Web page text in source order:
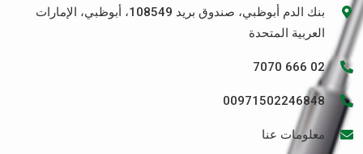
بنك الدم أبوظبي، صندوق بريد 108549، أبوظبي، الإمارات
العربية المتحدة
02 666 7070
00971502246848
معلومات عنا